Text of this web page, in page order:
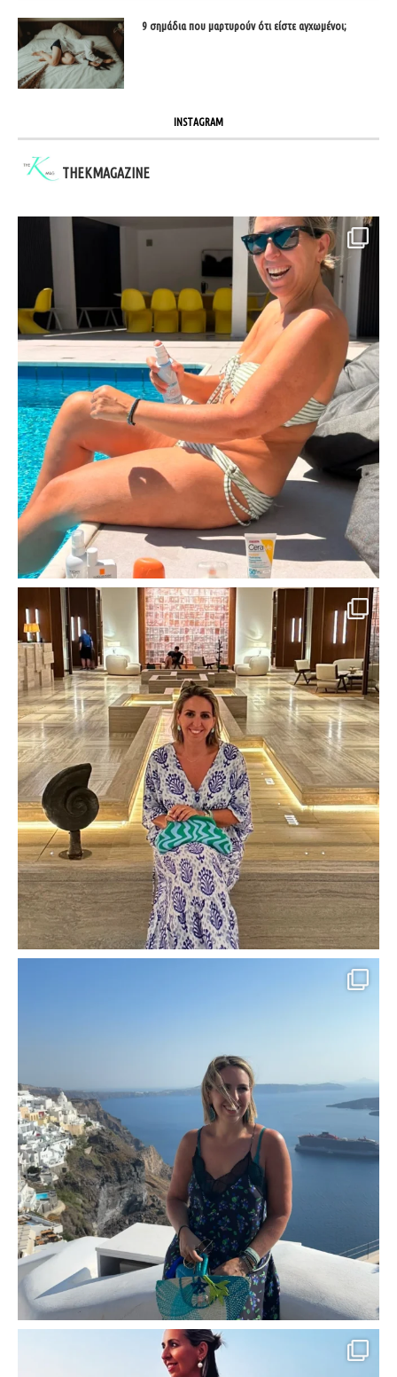
9 σημάδια που μαρτυρούν ότι είστε αγχωμένοι;
INSTAGRAM
THEKMAGAZINE